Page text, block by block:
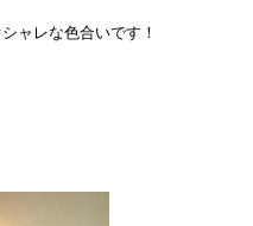
ャレな色合いです！